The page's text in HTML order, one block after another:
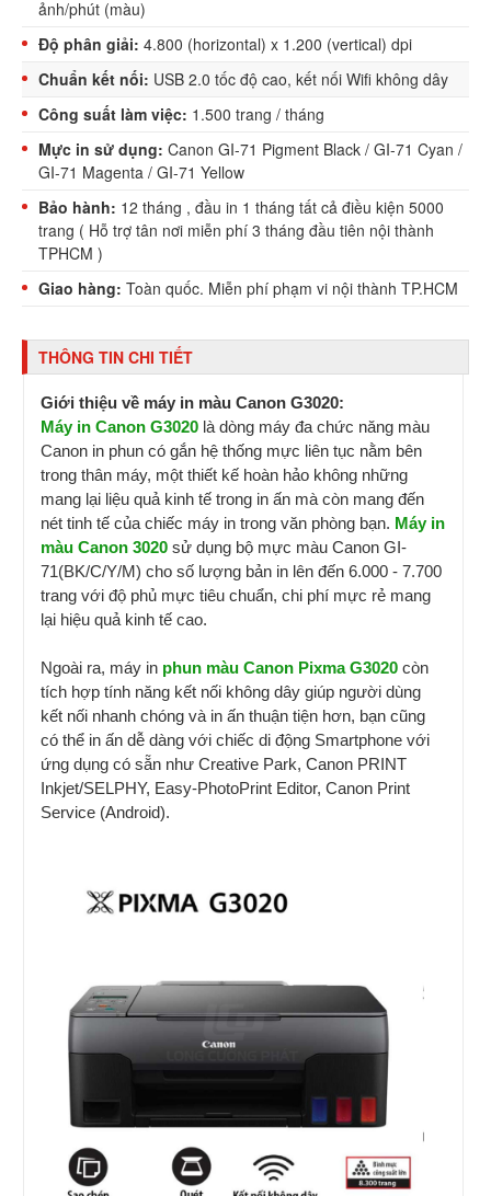
ảnh/phút (màu)
Độ phân giải: 4.800 (horizontal) x 1.200 (vertical) dpi
Chuẩn kết nối: USB 2.0 tốc độ cao, kết nối Wifi không dây
Công suất làm việc: 1.500 trang / tháng
Mực in sử dụng: Canon GI-71 Pigment Black / GI-71 Cyan /
GI-71 Magenta / GI-71 Yellow
Bảo hành: 12 tháng , đầu in 1 tháng tất cả điều kiện 5000
trang ( Hỗ trợ tân nơi miễn phí 3 tháng đầu tiên nội thành
TPHCM )
Giao hàng: Toàn quốc. Miễn phí phạm vi nội thành TP.HCM
THÔNG TIN CHI TIẾT
Giới thiệu về máy in màu Canon G3020:
Máy in Canon G3020 là dòng máy đa chức năng màu
Canon in phun có gắn hệ thống mực liên tục nằm bên
trong thân máy, một thiết kế hoàn hảo không những
mang lại liệu quả kinh tế trong in ấn mà còn mang đến
nét tinh tế của chiếc máy in trong văn phòng bạn. Máy in
màu Canon 3020 sử dụng bộ mực màu Canon GI-
71(BK/C/Y/M) cho số lượng bản in lên đến 6.000 - 7.700
trang với độ phủ mực tiêu chuẩn, chi phí mực rẻ mang
lại hiệu quả kinh tế cao.
Ngoài ra, máy in phun màu Canon Pixma G3020 còn
tích hợp tính năng kết nối không dây giúp người dùng
kết nối nhanh chóng và in ấn thuận tiện hơn, bạn cũng
có thể in ấn dễ dàng với chiếc di động Smartphone với
ứng dụng có sẵn như Creative Park, Canon PRINT
Inkjet/SELPHY, Easy-PhotoPrint Editor, Canon Print
Service (Android).